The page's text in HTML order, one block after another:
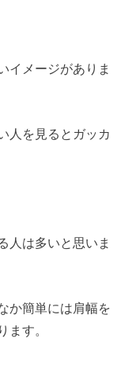
イメージがありま
人を見るとガッカ
人は多いと思いま
か簡単には肩幅を
ます。